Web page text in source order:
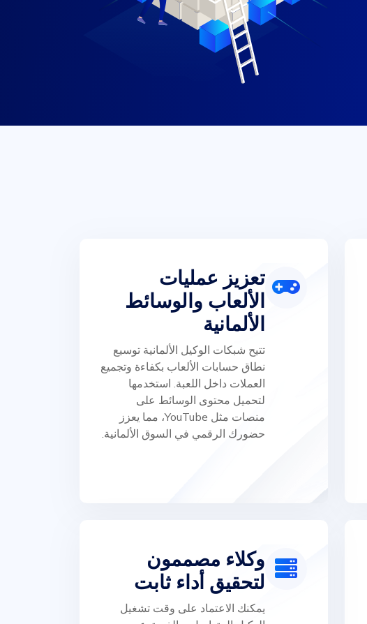
تعزيز عمليات
الألعاب والوسائط
الألمانية
تتيح شبكات الوكيل الألمانية توسيع
نطاق حسابات الألعاب بكفاءة وتجميع
العملات داخل اللعبة. استخدمها
لتحميل محتوى الوسائط على
منصات مثل YouTube، مما يعزز
حضورك الرقمي في السوق الألمانية.
وكلاء مصممون
لتحقيق أداء ثابت
يمكنك الاعتماد على وقت تشغيل